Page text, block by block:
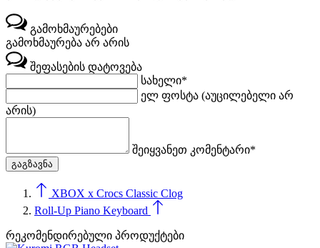
გამოხმაურებები
გამოხმაურება არ არის
შეფასების დატოვება
სახელი*
ელ ფოსტა (აუცილებელი არ
არის)
შეიყვანეთ კომენტარი*
XBOX x Crocs Classic Clog
Roll-Up Piano Keyboard
რეკომენდირებული პროდუქტები